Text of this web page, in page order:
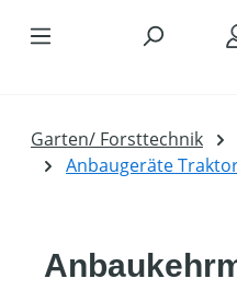
Garten/ Forsttechnik
Anbaugeräte